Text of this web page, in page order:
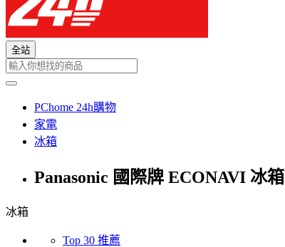
全站
PChome 24h購物
家電
冰箱
Panasonic 國際牌 ECONAVI 冰箱
冰箱
Top 30 推薦